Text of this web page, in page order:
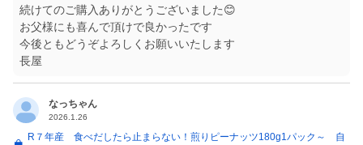
続けてのご購入ありがとうございました😊
お父様にも喜んで頂けで良かったです
今後ともどうぞよろしくお願いいたします
長屋
なっちゃん
2026.1.26
R７年産 食べだしたら止まらない！煎りピーナッツ180g1パック～ 自